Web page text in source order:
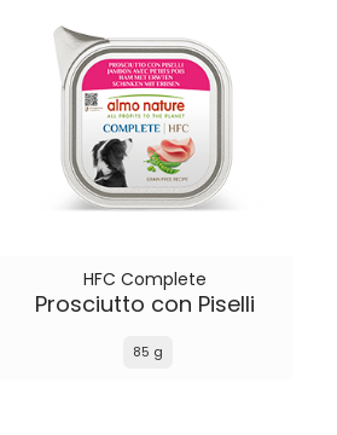
HFC Complete
Prosciutto con Piselli
85 g